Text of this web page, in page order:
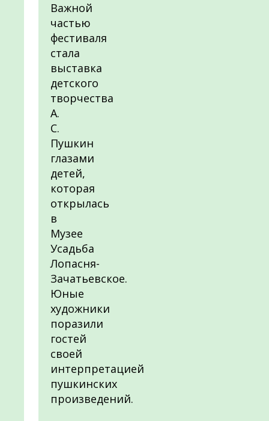
Важной
частью
фестиваля
стала
выставка
детского
творчества
А.
С.
Пушкин
глазами
детей,
которая
открылась
в
Музее
Усадьба
Лопасня-
Зачатьевское.
Юные
художники
поразили
гостей
своей
интерпретацией
пушкинских
произведений.